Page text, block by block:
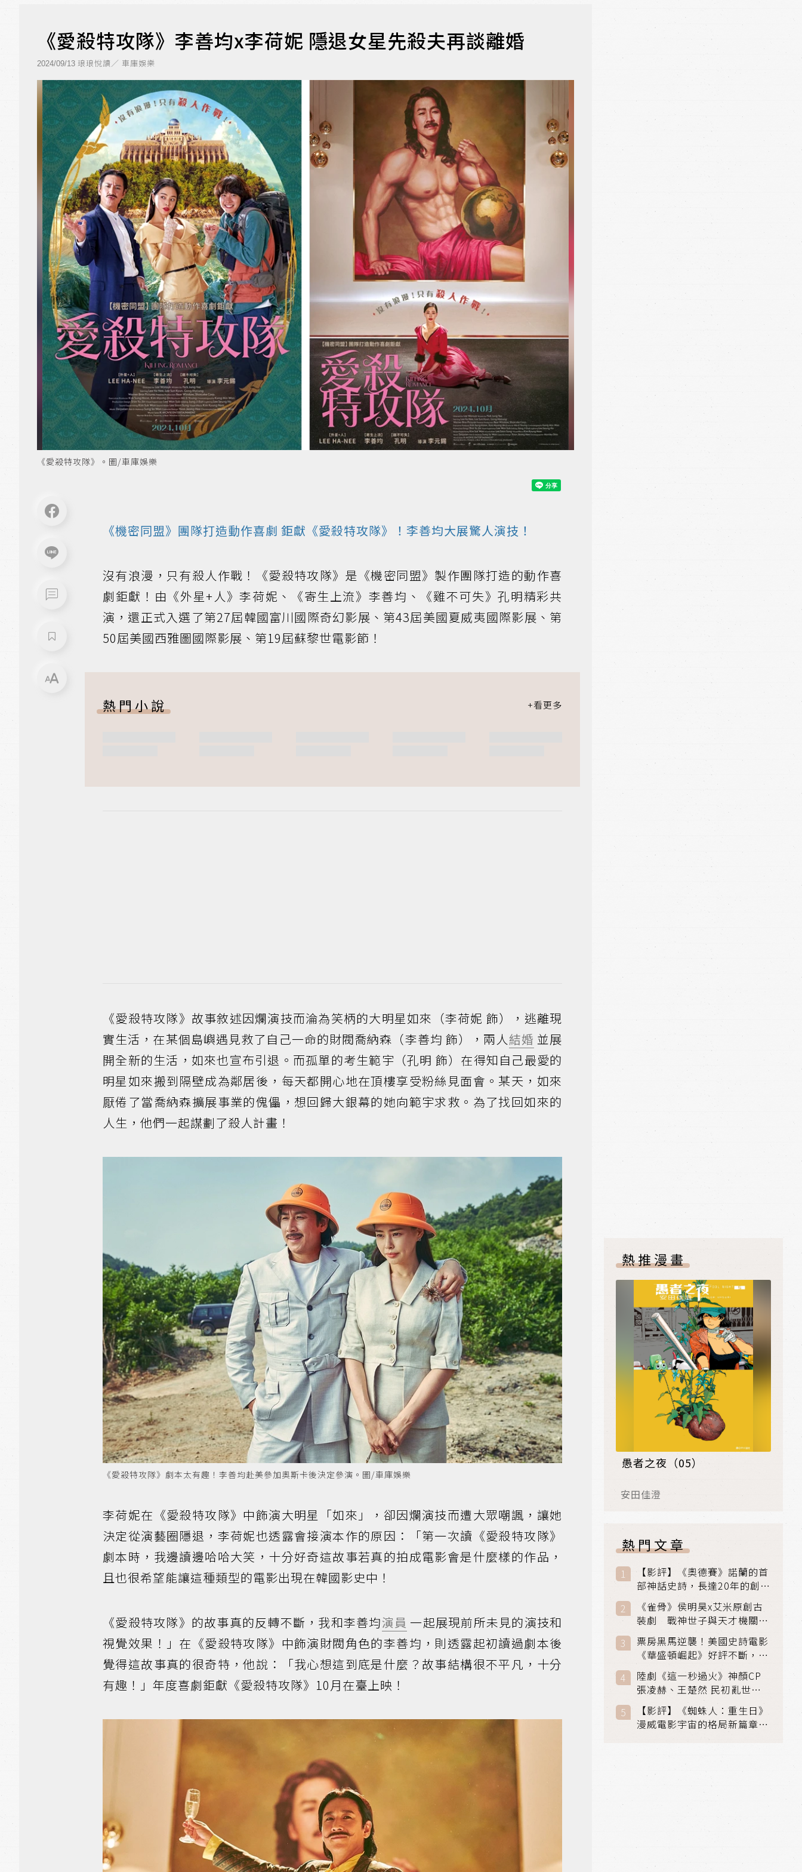
《愛殺特攻隊》李善均x李荷妮 隱退女星先殺夫再談離婚
2024/09/13 琅琅悅讀／ 車庫娛樂
《愛殺特攻隊》。圖/車庫娛樂
《機密同盟》團隊打造動作喜劇 鉅獻《愛殺特攻隊》！李善均大展驚人演技！
沒有浪漫，只有殺人作戰！《愛殺特攻隊》是《機密同盟》製作團隊打造的動作喜
劇鉅獻！由《外星+人》李荷妮、《寄生上流》李善均、《雞不可失》孔明精彩共
演，還正式入選了第27屆韓國富川國際奇幻影展、第43屆美國夏威夷國際影展、第
50屆美國西雅圖國際影展、第19屆蘇黎世電影節！
熱門小說
《愛殺特攻隊》故事敘述因爛演技而淪為笑柄的大明星如來（李荷妮 飾），逃離現
實生活，在某個島嶼遇見救了自己一命的財閥喬納森（李善均 飾），兩人結婚 並展
開全新的生活，如來也宣布引退。而孤單的考生範宇（孔明 飾）在得知自己最愛的
明星如來搬到隔壁成為鄰居後，每天都開心地在頂樓享受粉絲見面會。某天，如來
厭倦了當喬納森擴展事業的傀儡，想回歸大銀幕的她向範宇求救。為了找回如來的
人生，他們一起謀劃了殺人計畫！
《愛殺特攻隊》劇本太有趣！李善均赴美參加奧斯卡後決定參演。圖/車庫娛樂
李荷妮在《愛殺特攻隊》中飾演大明星「如來」，卻因爛演技而遭大眾嘲諷，讓她
決定從演藝圈隱退，李荷妮也透露會接演本作的原因：「第一次讀《愛殺特攻隊》
劇本時，我邊讀邊哈哈大笑，十分好奇這故事若真的拍成電影會是什麼樣的作品，
且也很希望能讓這種類型的電影出現在韓國影史中！
《愛殺特攻隊》的故事真的反轉不斷，我和李善均演員 一起展現前所未見的演技和
視覺效果！」在《愛殺特攻隊》中飾演財閥角色的李善均，則透露起初讀過劇本後
覺得這故事真的很奇特，他說：「我心想這到底是什麼？故事結構很不平凡，十分
有趣！」年度喜劇鉅獻《愛殺特攻隊》10月在臺上映！
熱推漫畫
愚者之夜（05）
安田佳澄
熱門文章
【影評】《奧德賽》諾蘭的首
部神話史詩，長達20年的創傷
與贖罪之旅
《雀骨》侯明昊x艾米原創古
裝劇 戰神世子與天才機關師
聯手攻克身世之謎
票房黑馬逆襲！美國史詩電影
《華盛頓崛起》好評不斷，輾
壓《玩具總動員5》、《超少
女》
陸劇《這一秒過火》神顏CP
張凌赫、王楚然 民初亂世、
家仇國難也要大談禁忌叔嫂戀
【影評】《蜘蛛人：重生日》
漫威電影宇宙的格局新篇章，